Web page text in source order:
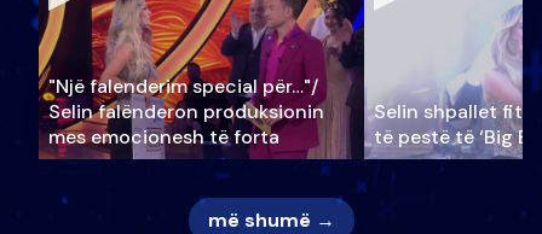
"Një falenderim special për…"/
Selin falënderon produksionin
mes emocionesh të forta
Selin shpallet
të pestë të ‘Big
më shumë →